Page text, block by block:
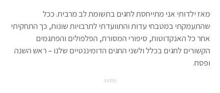
מאז ילדותי אני מתייחסת לחגים בתשומת לב מרבית. ככל
שהתעמקתי במטבחי עדות והתוועדתי לתרבויות שונות, כך התחקיתי
אחר כל האנקדוטות, סיפורי המסורת, הפלפולים והפתגמים
הקשורים לחגים בכלל ולשני החגים הדומיננטיים שלנו – ראש השנה
ופסח.
מודעה